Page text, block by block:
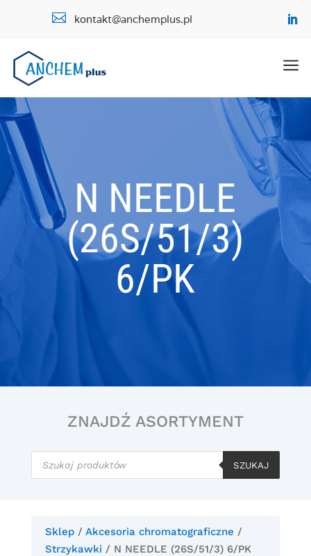
 kontakt@anchemplus.pl
a
N NEEDLE
(26S/51/3)
6/PK
ZNAJDŹ ASORTYMENT
Wyszukiwarka
produktów
SZUKAJ
Sklep/ Akcesoria chromatograficzne /
Strzykawki / N NEEDLE (26S/51/3) 6/PK